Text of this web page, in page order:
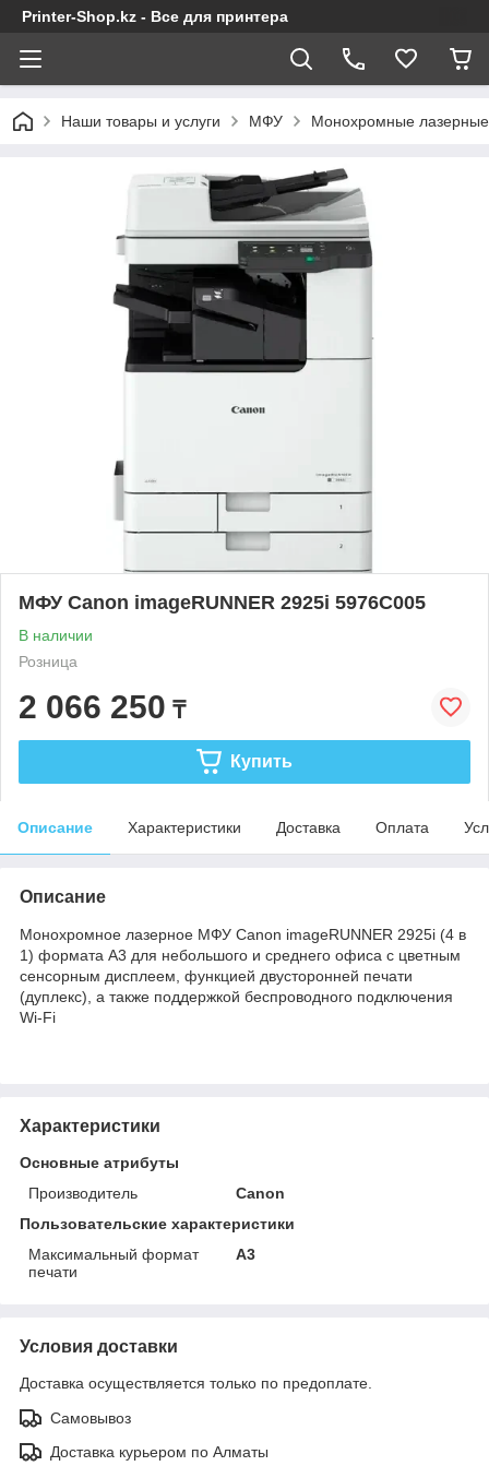
Printer-Shop.kz - Все для принтера
Наши товары и услуги МФУ Монохромные
МФУ Canon imageRUNNER 2925i 5976C005
В наличии
Розница
2 066 250 ₸
Купить
Описание Характеристики Доставка Оплата
Описание
Монохромное лазерное МФУ Canon imageRUNNER 2925i (4 в
1) формата А3 для небольшого и среднего офиса с цветным
сенсорным дисплеем, функцией двусторонней печати
(дуплекс), а также поддержкой беспроводного подключения
Wi-Fi
Характеристики
Основные атрибуты
Производитель
Canon
Пользовательские характеристики
Максимальный формат
печати
А3
Условия доставки
Доставка осуществляется только по предоплате.
Самовывоз
Доставка курьером по Алматы